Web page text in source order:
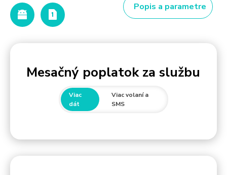
Popis a parametre
Mesačný poplatok za službu
Viac
dát
Viac volaní a
SMS